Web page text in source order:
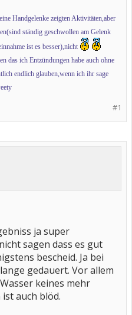
Handgelenke zeigten Aktivitäten,aber
ständig geschwollen am Gelenk
ist es besser),nicht
das ich Entzündungen habe auch ohne
endlich glauben,wenn ich ihr sage
#1
ja super
sagen dass es gut
bescheid. Ja bei
gedauert. Vor allem
keines mehr
auch blöd.